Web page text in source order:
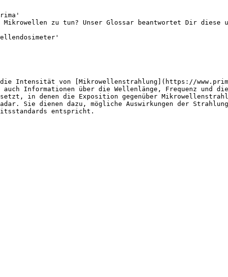
zu tun? Unser Glossar beantwortet Dir diese
Intensität von [Mikrowellenstrahlung](https://
Informationen über die Wellenlänge, Frequenz und
in denen die Exposition gegenüber
Sie dienen dazu, mögliche Auswirkungen der